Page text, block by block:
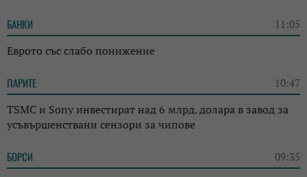
БАНКИ 11:05
Еврото със слабо понижение
ПАРИТЕ 10:47
TSMC и Sony инвестират над 6 млрд. долара в завод за
усъвършенствани сензори за чипове
БОРСИ 09:35